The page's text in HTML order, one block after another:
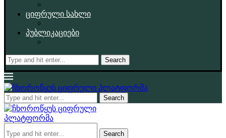
ციფრული სახლი
პუბლიკაციები
Search
Search
Search